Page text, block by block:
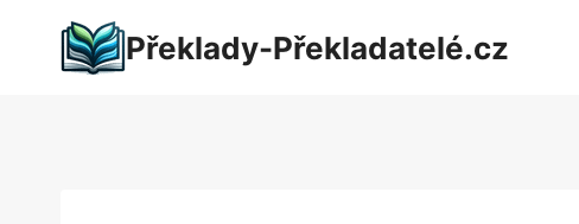
Překlady-Překladatelé.cz